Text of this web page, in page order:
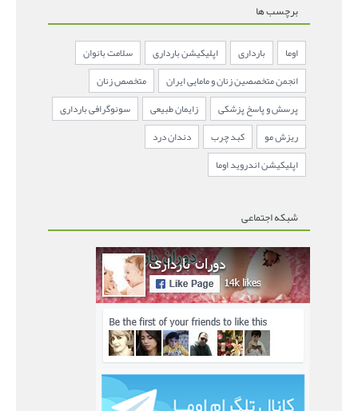
برچسب ها
اوما بارداری اپلیکیشن بارداری
سلامت بانوان
انجمن متخصصین زنان و مامایی ایران
متخصص زنان
پرسش و پاسخ پزشکی
زایمان طبیعی
سونوگرافی بارداری
ریزش مو
کبد چرب
دندان درد
اپلیکیشن اندروید اوما
شبکه اجتماعی